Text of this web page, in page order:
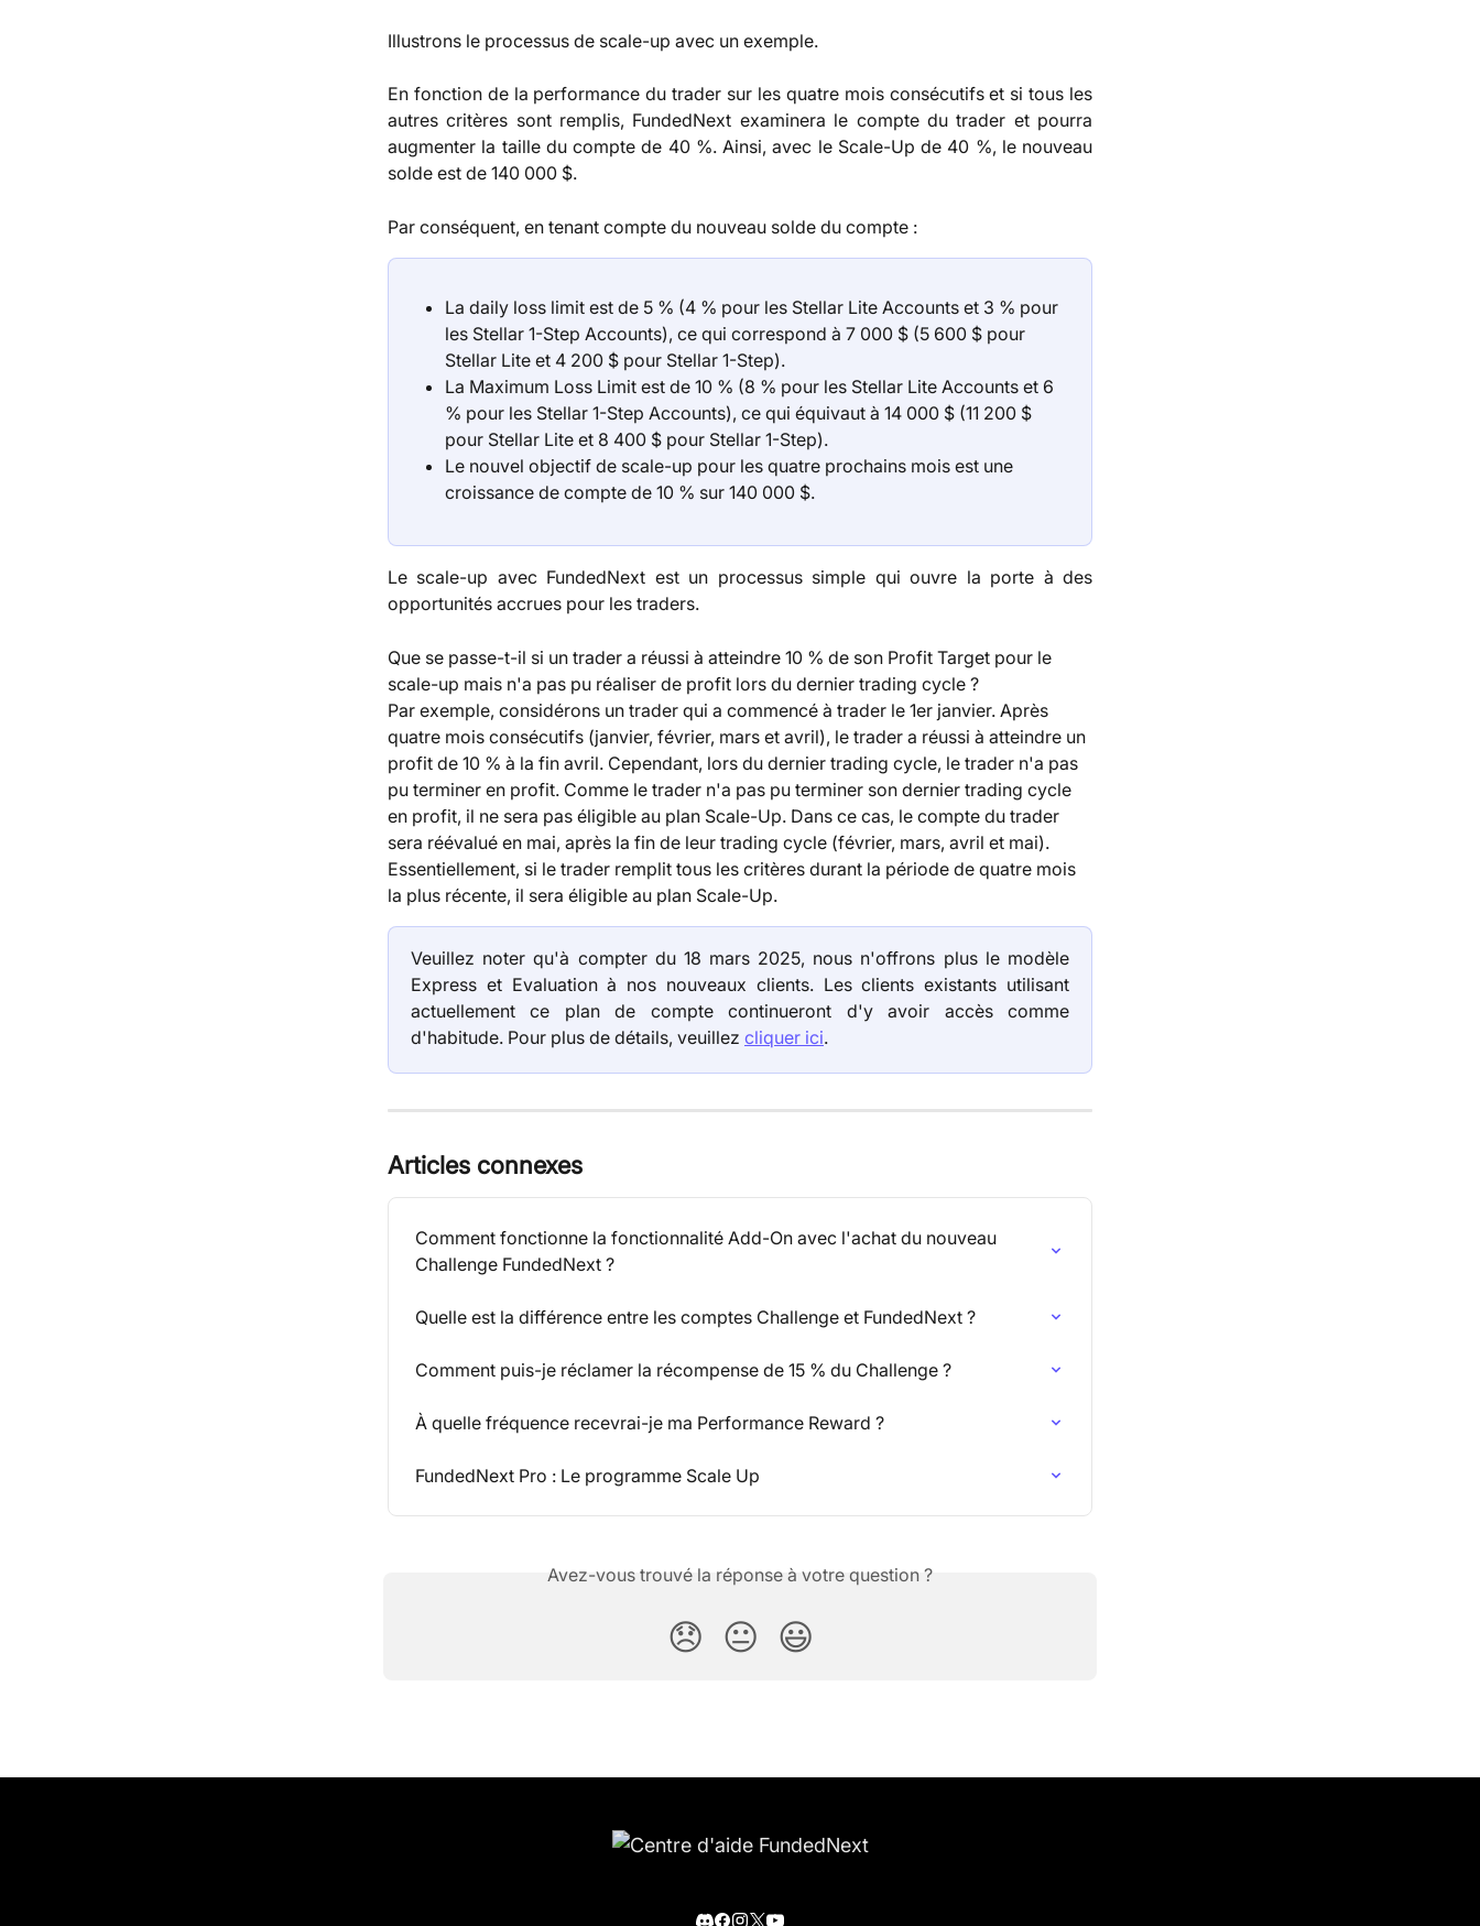
Illustrons le processus de scale-up avec un exemple.
En fonction de la performance du trader sur les quatre mois consécutifs et si tous les
autres critères sont remplis, FundedNext examinera le compte du trader et pourra
augmenter la taille du compte de 40 %. Ainsi, avec le Scale-Up de 40 %, le nouveau
solde est de 140 000 $.
Par conséquent, en tenant compte du nouveau solde du compte :
La daily loss limit est de 5 % (4 % pour les Stellar Lite Accounts et 3 % pour
les Stellar 1-Step Accounts), ce qui correspond à 7 000 $ (5 600 $ pour
Stellar Lite et 4 200 $ pour Stellar 1-Step).
La Maximum Loss Limit est de 10 % (8 % pour les Stellar Lite Accounts et 6
% pour les Stellar 1-Step Accounts), ce qui équivaut à 14 000 $ (11 200 $
pour Stellar Lite et 8 400 $ pour Stellar 1-Step).
Le nouvel objectif de scale-up pour les quatre prochains mois est une
croissance de compte de 10 % sur 140 000 $.
Le scale-up avec FundedNext est un processus simple qui ouvre la porte à des
opportunités accrues pour les traders.
Que se passe-t-il si un trader a réussi à atteindre 10 % de son Profit Target pour le
scale-up mais n'a pas pu réaliser de profit lors du dernier trading cycle ?
Par exemple, considérons un trader qui a commencé à trader le 1er janvier. Après
quatre mois consécutifs (janvier, février, mars et avril), le trader a réussi à atteindre un
profit de 10 % à la fin avril. Cependant, lors du dernier trading cycle, le trader n'a pas
pu terminer en profit. Comme le trader n'a pas pu terminer son dernier trading cycle
en profit, il ne sera pas éligible au plan Scale-Up. Dans ce cas, le compte du trader
sera réévalué en mai, après la fin de leur trading cycle (février, mars, avril et mai).
Essentiellement, si le trader remplit tous les critères durant la période de quatre mois
la plus récente, il sera éligible au plan Scale-Up.
Veuillez noter qu'à compter du 18 mars 2025, nous n'offrons plus le modèle
Express et Evaluation à nos nouveaux clients. Les clients existants utilisant
actuellement ce plan de compte continueront d'y avoir accès comme
d'habitude. Pour plus de détails, veuillez cliquer ici.
Articles connexes
Comment fonctionne la fonctionnalité Add-On avec l'achat du nouveau
Challenge FundedNext ?
Quelle est la différence entre les comptes Challenge et FundedNext ?
Comment puis-je réclamer la récompense de 15 % du Challenge ?
À quelle fréquence recevrai-je ma Performance Reward ?
FundedNext Pro : Le programme Scale Up
Avez-vous trouvé la réponse à votre question ?
😞 😐 😃